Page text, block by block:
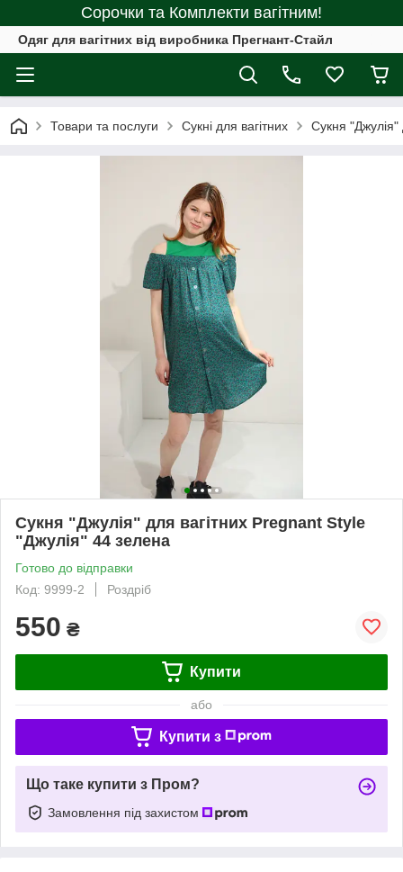
Сорочки та Комплекти вагітним!
Одяг для вагітних від виробника Прегнант-Стайл
Товари та послуги Сукні для вагітних Сукня "Джулія"
Сукня "Джулія" для вагітних Pregnant Style
"Джулія" 44 зелена
Готово до відправки
Код: 9999-2
Роздріб
550 ₴
Купити
або
Купити з
Що таке купити з Пром?
Замовлення під захистом